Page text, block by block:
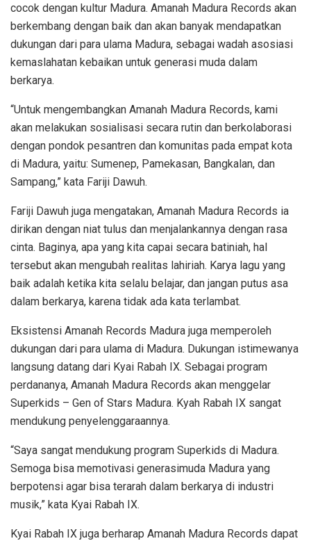
cocok dengan kultur Madura. Amanah Madura Records akan
berkembang dengan baik dan akan banyak mendapatkan
dukungan dari para ulama Madura, sebagai wadah asosiasi
kemaslahatan kebaikan untuk generasi muda dalam
berkarya.
“Untuk mengembangkan Amanah Madura Records, kami
akan melakukan sosialisasi secara rutin dan berkolaborasi
dengan pondok pesantren dan komunitas pada empat kota
di Madura, yaitu: Sumenep, Pamekasan, Bangkalan, dan
Sampang,” kata Fariji Dawuh.
Fariji Dawuh juga mengatakan, Amanah Madura Records ia
dirikan dengan niat tulus dan menjalankannya dengan rasa
cinta. Baginya, apa yang kita capai secara batiniah, hal
tersebut akan mengubah realitas lahiriah. Karya lagu yang
baik adalah ketika kita selalu belajar, dan jangan putus asa
dalam berkarya, karena tidak ada kata terlambat.
Eksistensi Amanah Records Madura juga memperoleh
dukungan dari para ulama di Madura. Dukungan istimewanya
langsung datang dari Kyai Rabah IX. Sebagai program
perdananya, Amanah Madura Records akan menggelar
Superkids – Gen of Stars Madura. Kyah Rabah IX sangat
mendukung penyelenggaraannya.
“Saya sangat mendukung program Superkids di Madura.
Semoga bisa memotivasi generasimuda Madura yang
berpotensi agar bisa terarah dalam berkarya di industri
musik,” kata Kyai Rabah IX.
Kyai Rabah IX juga berharap Amanah Madura Records dapat